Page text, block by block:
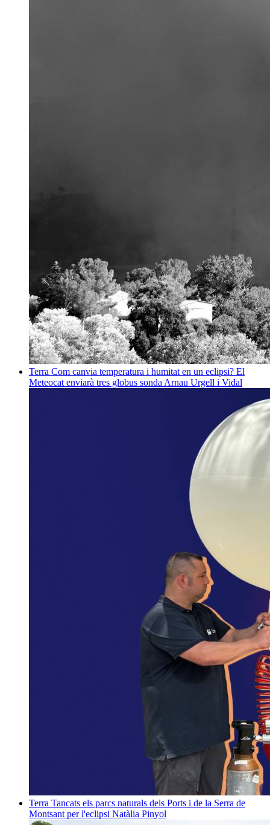
Terra Com canvia temperatura i humitat en un eclipsi? El
Meteocat enviarà tres globus sonda Arnau Urgell i Vidal
Terra Tancats els parcs naturals dels Ports i de la Serra de
Montsant per l'eclipsi Natàlia Pinyol